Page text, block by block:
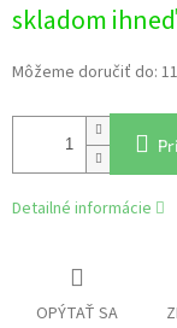
cena:
skladom ihneď
Môžeme doručiť do:
Detailné informácie
OPÝTAŤ SA